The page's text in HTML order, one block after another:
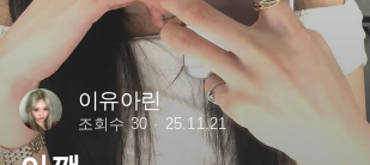
이유아린
조회수 30 25.11.21